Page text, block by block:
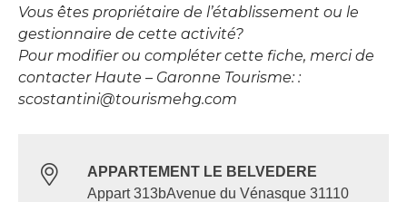
Vous êtes propriétaire de l’établissement ou le
gestionnaire de cette activité?
Pour modifier ou compléter cette fiche, merci de
contacter Haute – Garonne Tourisme: :
scostantini@tourismehg.com
APPARTEMENT LE BELVEDERE
Appart 313bAvenue du Vénasque 31110